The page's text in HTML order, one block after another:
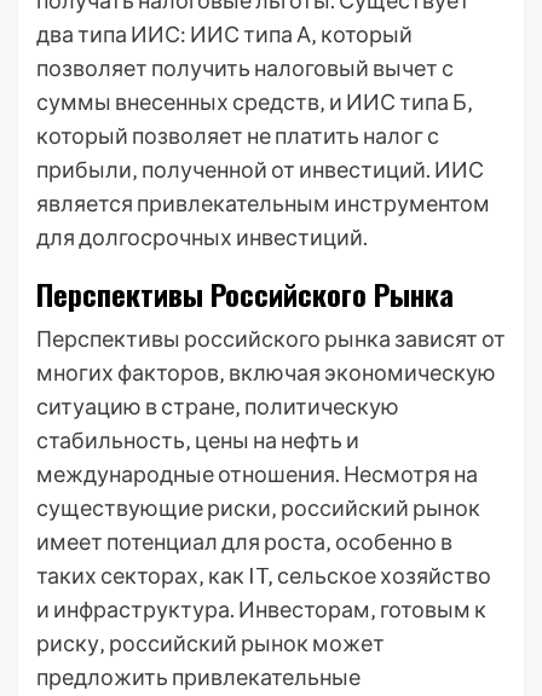
два типа ИИС: ИИС типа А‚ который
позволяет получить налоговый вычет с
суммы внесенных средств‚ и ИИС типа Б‚
который позволяет не платить налог с
прибыли‚ полученной от инвестиций. ИИС
является привлекательным инструментом
для долгосрочных инвестиций.
Перспективы Российского Рынка
Перспективы российского рынка зависят от
многих факторов‚ включая экономическую
ситуацию в стране‚ политическую
стабильность‚ цены на нефть и
международные отношения. Несмотря на
существующие риски‚ российский рынок
имеет потенциал для роста‚ особенно в
таких секторах‚ как IT‚ сельское хозяйство
и инфраструктура. Инвесторам‚ готовым к
риску‚ российский рынок может
предложить привлекательные